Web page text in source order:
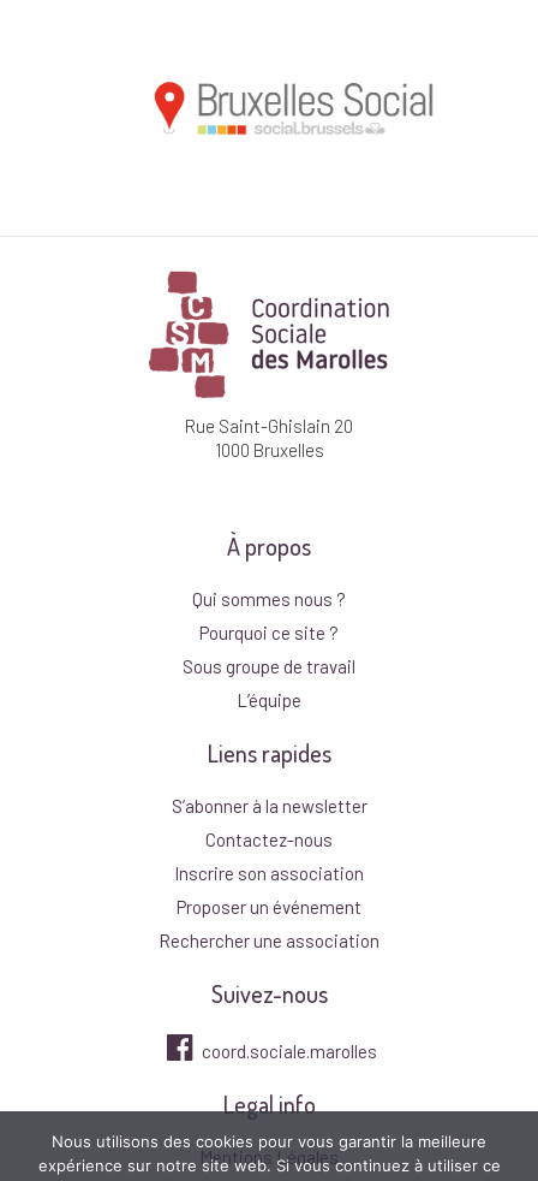
Rue Saint-Ghislain 20
1000 Bruxelles
À propos
Qui sommes nous ?
Pourquoi ce site ?
Sous groupe de travail
L’équipe
Liens rapides
S’abonner à la newsletter
Contactez-nous
Inscrire son association
Proposer un événement
Rechercher une association
Suivez-nous
coord.sociale.marolles
Legal info
Mentions Légales
Nous utilisons des cookies pour vous garantir la meilleure
expérience sur notre site web. Si vous continuez à utiliser ce